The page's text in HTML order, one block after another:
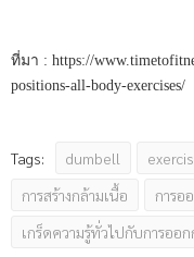
ที่มา : https://
positions-all-body-exercises/
Tags: dumbell
การสร้างกล้ามเนื้อ
การอ
เกร็ดความรู้ทั่วไปกับการออก